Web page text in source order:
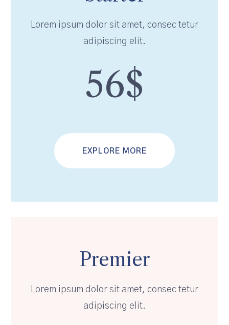
Lorem ipsum dolor sit amet, consec tetur
adipiscing elit.
56$
EXPLORE MORE
Premier
Lorem ipsum dolor sit amet, consec tetur
adipiscing elit.